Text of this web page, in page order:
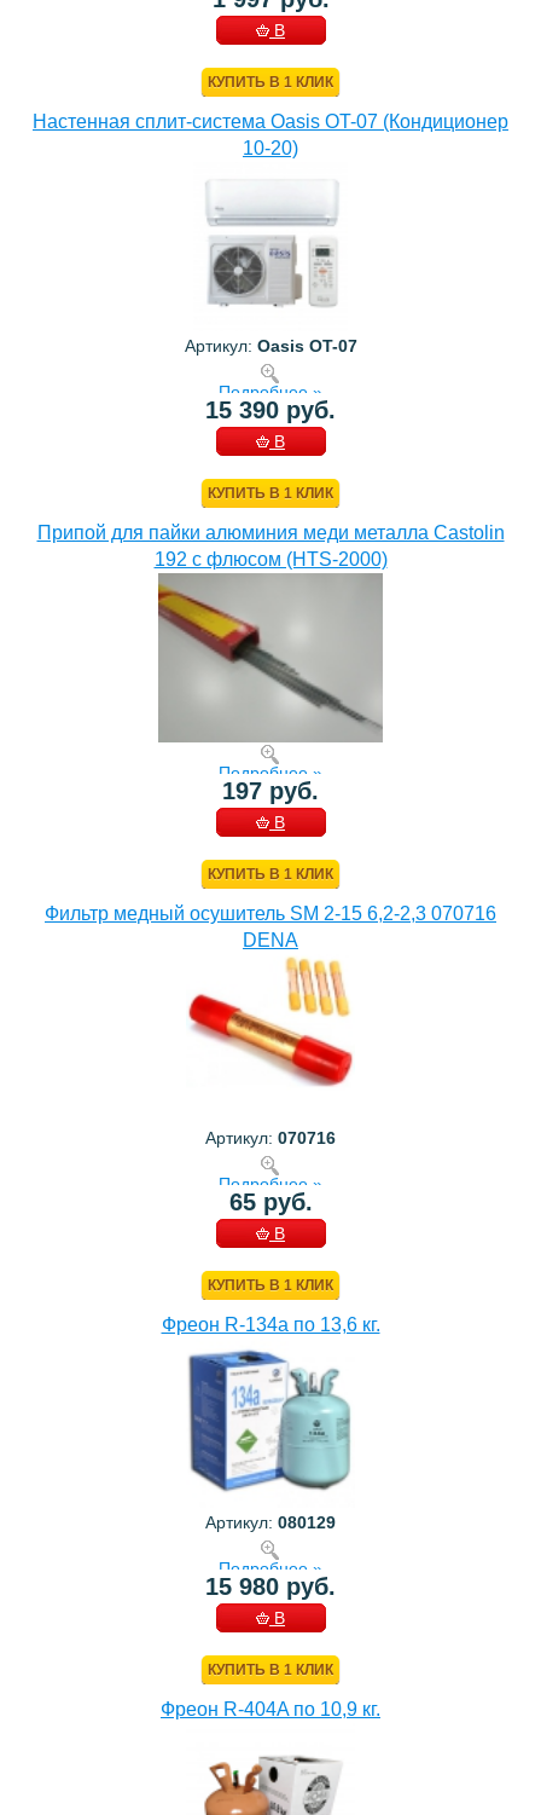
В
КУПИТЬ В 1 КЛИК
Настенная сплит-система Oasis OT-07 (Кондиционер
10-20)
Артикул: Oasis OT-07
Подробнее »
15 390 руб.
В
КУПИТЬ В 1 КЛИК
Припой для пайки алюминия меди металла Castolin
192 с флюсом (HTS-2000)
Подробнее »
197 руб.
В
КУПИТЬ В 1 КЛИК
Фильтр медный осушитель SM 2-15 6,2-2,3 070716
DENA
Артикул: 070716
Подробнее »
65 руб.
В
КУПИТЬ В 1 КЛИК
Фреон R-134a по 13,6 кг.
Артикул: 080129
Подробнее »
15 980 руб.
В
КУПИТЬ В 1 КЛИК
Фреон R-404A по 10,9 кг.